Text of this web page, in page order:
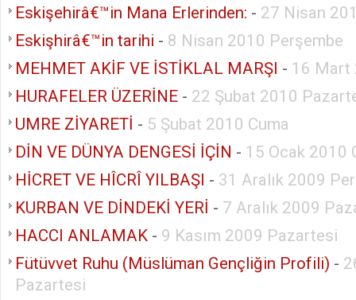
Eskişehirâ€™in Mana Erlerinden: - 27 Nisan
Eskişhirâ€™in tarihi - 8 Nisan 2010 Perşembe
MEHMET AKİF VE İSTİKLAL MARŞI - 16 Mart
HURAFELER ÜZERİNE - 22 Şubat 2010
UMRE ZİYARETİ - 5 Şubat 2010 Cuma
DİN VE DÜNYA DENGESİ İÇİN - 15 Ocak 2010
HİCRET VE HÎCRÎ YILBAŞI - 31 Aralık 2009
KURBAN VE DİNDEKİ YERİ - 7 Aralık 2009
HACCI ANLAMAK - 9 Kasım 2009 Pazartesi
Fütüvvet Ruhu (Müslüman Gençliğin Profili) -
Pazartesi